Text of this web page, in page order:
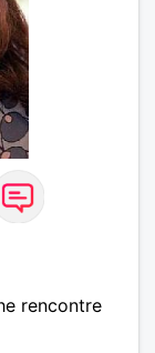
rencontre